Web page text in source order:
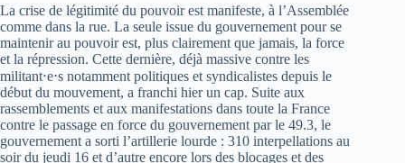
La crise de légitimité du pouvoir est manifeste, à l’Assemblée
comme dans la rue. La seule issue du gouvernement pour se
maintenir au pouvoir est, plus clairement que jamais, la force
et la répression. Cette dernière, déjà massive contre les
militant⋅e⋅s notamment politiques et syndicalistes depuis le
début du mouvement, a franchi hier un cap. Suite aux
rassemblements et aux manifestations dans toute la France
contre le passage en force du gouvernement par le 49.3, le
gouvernement a sorti l’artillerie lourde : 310 interpellations au
soir du jeudi 16 et d’autre encore lors des blocages et des